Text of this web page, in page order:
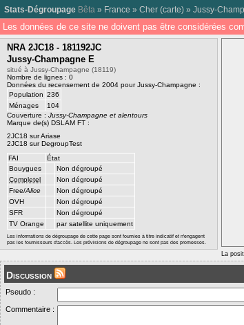
Stats-Dégroupage Bêta » France » Cher (carte) » Jussy-
Les données de ce site ne doivent pas être considérées
NRA 2JC18 - 181192JC
Jussy-Champagne E
situé à Jussy-Champagne (18119)
Nombre de lignes : 0
Données du recensement de 2004 pour Jussy-Champagne :
Population 236
Ménages
104
Couverture : Jussy-Champagne et alentours
Marque de(s) DSLAM FT :
2JC18 sur Ariase
2JC18 sur DegroupTest
FAI
État
Bouygues
Non dégroupé
Completel
Non dégroupé
Free/Alice
Non dégroupé
OVH
Non dégroupé
SFR
Non dégroupé
TV Orange
par satellite uniquement
Les informations de dégroupage de cette page sont fournies à titre indicatif et n'engagent
pas les fournisseurs d'accès. Les prévisions de dégroupage ne sont pas des promesses.
La
Discussion
Pseudo :
Commentaire :